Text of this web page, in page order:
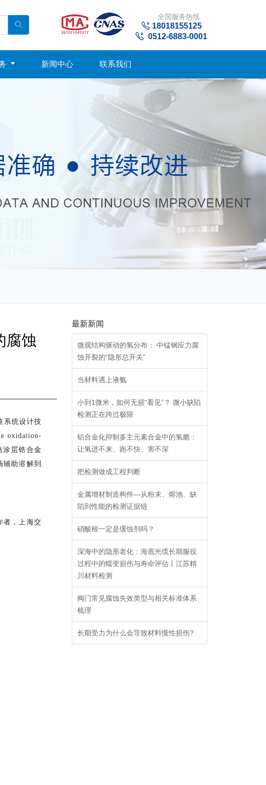
全国服务热线
18018155125
0512-6883-0001
新闻中心 联系我们
腐蚀
系统设计技
oxidation-
涂层锆合金
助溶解到
者，上海交
最新新闻
微观结构驱动的氢分布： 中锰钢应力腐
蚀开裂的“隐形总开关”
当材料遇上液氨
小到1微米，如何无损“看见”？ 微小缺陷
检测正在跨过极限
铝合金化抑制多主元素合金中的氢脆：
让氢进不来、跑不快、害不深
把检测做成工程判断
金属增材制造构件—从粉末、熔池、缺
陷到性能的检测证据链
硝酸根一定是缓蚀剂吗？
深海中的隐形老化：海底光缆长期服役
过程中的蠕变损伤与寿命评估丨江苏精
川材料检测
阀门常见腐蚀失效类型与相关标准体系
梳理
长期受力为什么会导致材料慢性损伤?